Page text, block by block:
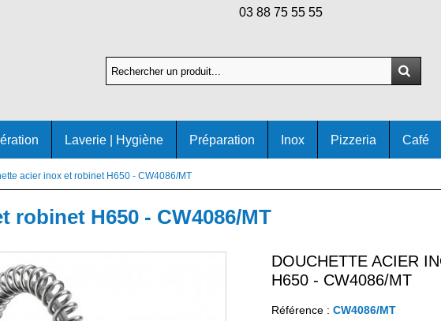
03 88 75 55 55
Laverie | Hygiène Préparation Inox Pizzeria Café
acier inox et robinet H650 - CW4086/MT
robinet H650 - CW4086/MT
DOUCHETTE ACIER
H650 - CW4086/MT
Référence : CW4086/MT